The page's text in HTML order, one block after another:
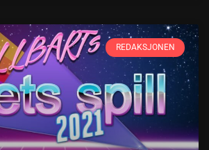
REDAKSJONEN